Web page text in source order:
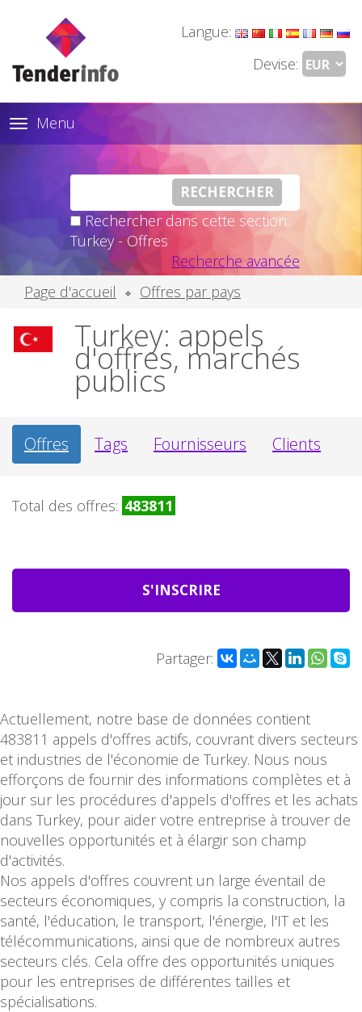
Langue:
Devise:
Toggle
navigation
Menu
Rechercher dans cette section:
Turkey - Offres
Recherche avancée
Page d'accueil
Offres par pays
Turkey: appels
d'offres, marchés
publics
Offres Tags Fournisseurs Clients
Total des offres: 483811
S'INSCRIRE
Partager:
Actuellement, notre base de données contient
483811 appels d'offres actifs, couvrant divers secteurs
et industries de l'économie de Turkey. Nous nous
efforçons de fournir des informations complètes et à
jour sur les procédures d'appels d'offres et les achats
dans Turkey, pour aider votre entreprise à trouver de
nouvelles opportunités et à élargir son champ
d'activités.
Nos appels d'offres couvrent un large éventail de
secteurs économiques, y compris la construction, la
santé, l'éducation, le transport, l'énergie, l'IT et les
télécommunications, ainsi que de nombreux autres
secteurs clés. Cela offre des opportunités uniques
pour les entreprises de différentes tailles et
spécialisations.